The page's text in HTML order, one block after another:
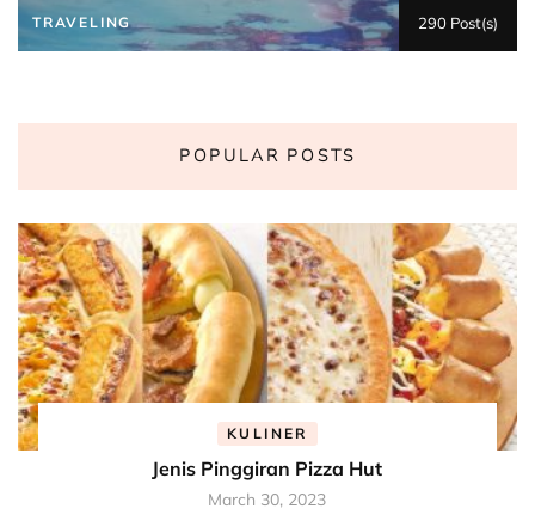
TRAVELING 290 Post(s)
POPULAR POSTS
KULINER
Jenis Pinggiran Pizza Hut
March 30, 2023